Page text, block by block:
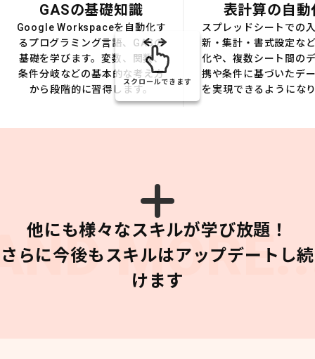
GASの基礎知識
Google Workspaceを自動化す
るプログラミング言語、GASの
基礎を学びます。変数、関数、
条件分岐などの基本的な考え方
から段階的に習得します。
表計算の自動
スプレッドシートでの
新・集計・書式設定な
化や、複数シート間の
携や条件に基づいたデ
を実現できるようにな
スクロールできます
他にも様々なスキルが学び放題！
さらに今後もスキルはアップデートし続
けます